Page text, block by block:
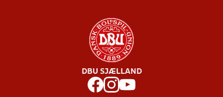
DBU SJÆLLAND